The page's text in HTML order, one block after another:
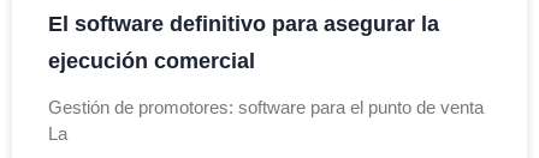
El software definitivo para asegurar la
ejecución comercial
Gestión de promotores: software para el punto de venta
La